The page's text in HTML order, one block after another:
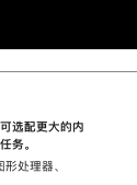
选配更大的内
务。
处理器、